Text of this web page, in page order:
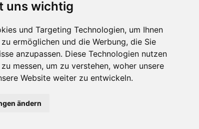
uns wichtig
und Targeting Technologien, um Ihnen
ermöglichen und die Werbung, die Sie
anzupassen. Diese Technologien nutzen
messen, um zu verstehen, woher unsere
Website weiter zu entwickeln.
ändern
Für jede Bestellung pflanzen wir einen Baum! Mehr